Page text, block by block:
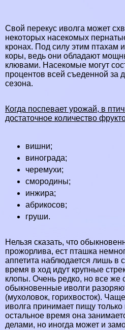
Свой перекус иволга может
некоторых насекомых
кронах. Под силу этим птахам
коры, ведь они обладают
клювами. Насекомые могут
процентов всей съеденной за
сезона.
Когда поспевает урожай, в
достаточное количество
вишни;
винограда;
черемухи;
смородины;
инжира;
абрикосов;
груши.
Нельзя сказать, что
прожорлива, ест пташка
аппетита наблюдается лишь в
время в ход идут крупные
клопы. Очень редко, но все же
обыкновенные иволги
(мухоловок, горихвосток). Чаще
иволга принимает пищу
остальное время она
делами, но иногда может и